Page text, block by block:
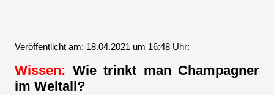
Veröffentlicht am: 18.04.2021 um 16:48 Uhr:
Wissen: Wie trinkt man Champagner
im Weltall?